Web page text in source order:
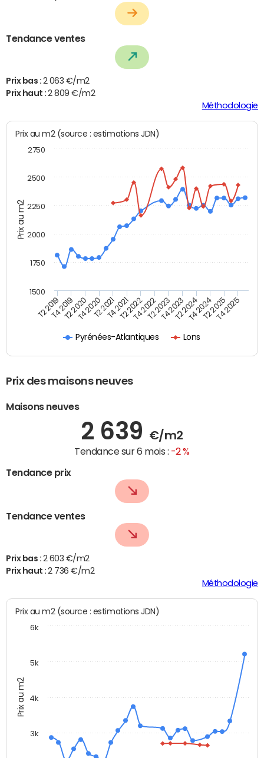
Tendance ventes
Prix bas : 2 063 €/m2
Prix haut :2 809 €/m2
Méthodologie
Prix au m2
Prix au m2 (source : estimations JDN)
Pyrénées-Atlantiques Lons
T2 2019T4 2019T2 2020T4 2020T2 2021T4 2021T2 2022T4 2022T2 2023T4 2023T2 2024T4 2024T2 2025T4 2025
1500
1750
2000
2250
2500
2750
Prix des maisons neuves
Maisons neuves
2 639 €/m2
Tendance sur 6 mois : -2 %
Tendance prix
Tendance ventes
Prix bas : 2 603 €/m2
Prix haut :2 736 €/m2
Méthodologie
Prix au m2
Prix au m2 (source : estimations JDN)
3k
4k
5k
6k